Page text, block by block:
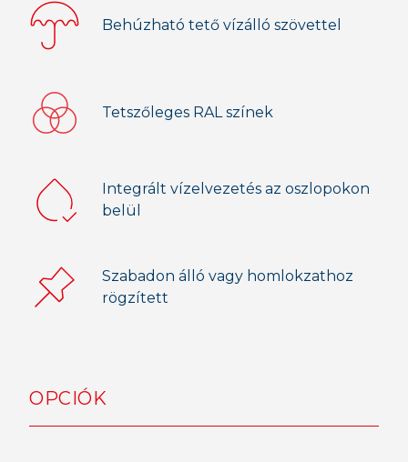
Behúzható tető vízálló szövettel
Tetszőleges RAL színek
Integrált vízelvezetés az oszlopokon
belül
Szabadon álló vagy homlokzathoz
rögzített
OPCIÓK